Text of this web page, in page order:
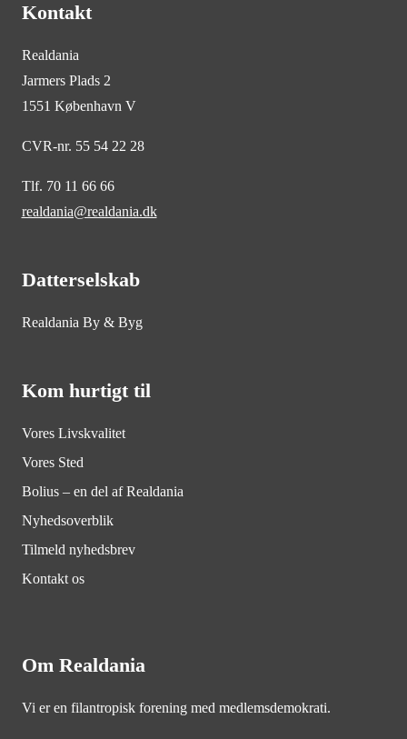
Kontakt
Realdania
Jarmers Plads 2
1551 København V
CVR-nr. 55 54 22 28
Tlf. 70 11 66 66
realdania@realdania.dk
Datterselskab
Realdania By & Byg
Kom hurtigt til
Vores Livskvalitet
Vores Sted
Bolius – en del af Realdania
Nyhedsoverblik
Tilmeld nyhedsbrev
Kontakt os
Om Realdania
Vi er en filantropisk forening med medlemsdemokrati.